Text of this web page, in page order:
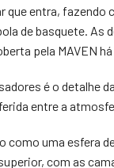
entra, fazendo
de basquete. As
pela MAVEN
é o detalhe
entre a
como uma esfera
com as